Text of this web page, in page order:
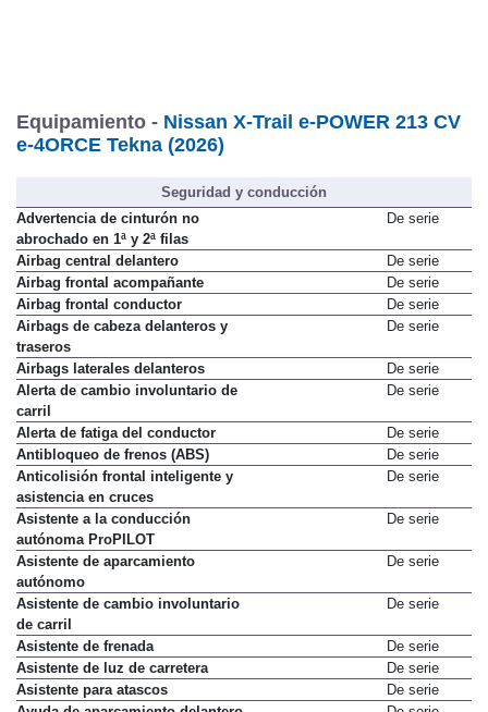
Equipamiento - Nissan X-Trail e-POWER 213 CV
e-4ORCE Tekna (2026)
Seguridad y conducción
Advertencia de cinturón no
abrochado en 1ª y 2ª filas
De serie
Airbag central delantero
De serie
Airbag frontal acompañante
De serie
Airbag frontal conductor
De serie
Airbags de cabeza delanteros y
traseros
De serie
Airbags laterales delanteros
De serie
Alerta de cambio involuntario de
carril
De serie
Alerta de fatiga del conductor
De serie
Antibloqueo de frenos (ABS)
De serie
Anticolisión frontal inteligente y
asistencia en cruces
De serie
Asistente a la conducción
autónoma ProPILOT
De serie
Asistente de aparcamiento
autónomo
De serie
Asistente de cambio involuntario
de carril
De serie
Asistente de frenada
De serie
Asistente de luz de carretera
De serie
Asistente para atascos
De serie